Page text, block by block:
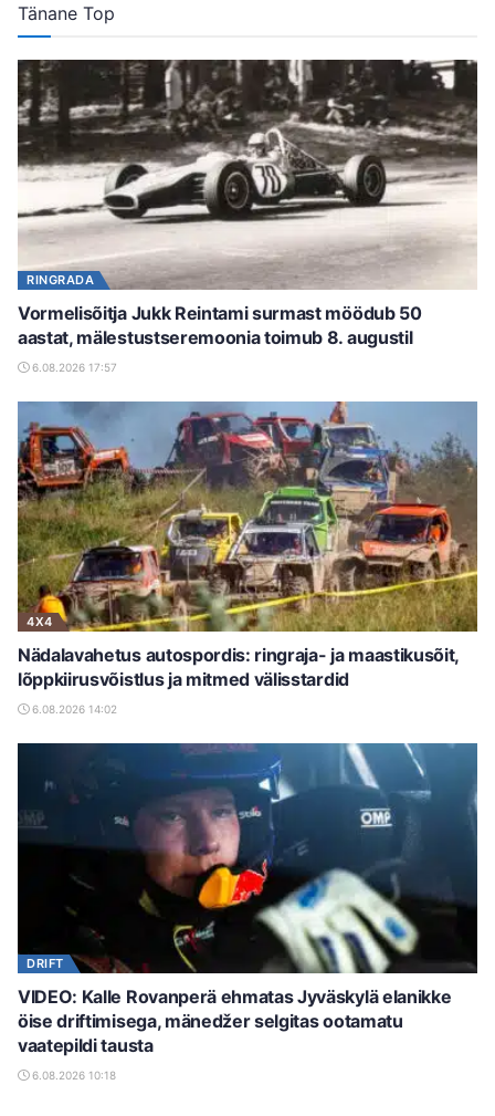
Tänane Top
RINGRADA
Vormelisõitja Jukk Reintami surmast möödub 50
aastat, mälestustseremoonia toimub 8. augustil
6.08.2026 17:57
4X4
Nädalavahetus autospordis: ringraja- ja maastikusõit,
lõppkiirusvõistlus ja mitmed välisstardid
6.08.2026 14:02
DRIFT
VIDEO: Kalle Rovanperä ehmatas Jyväskylä elanikke
öise driftimisega, mänedžer selgitas ootamatu
vaatepildi tausta
6.08.2026 10:18